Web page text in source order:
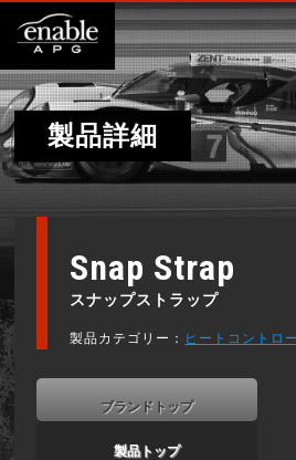
製品詳細
Snap Strap
スナップストラップ
製品カテゴリー： ヒートコントロ
ブランドトップ
製品トップ